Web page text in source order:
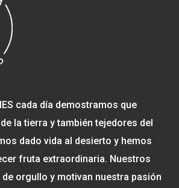
cada día demostramos que
la tierra y también tejedores del
dado vida al desierto y hemos
fruta extraordinaria. Nuestros
orgullo y motivan nuestra pasión